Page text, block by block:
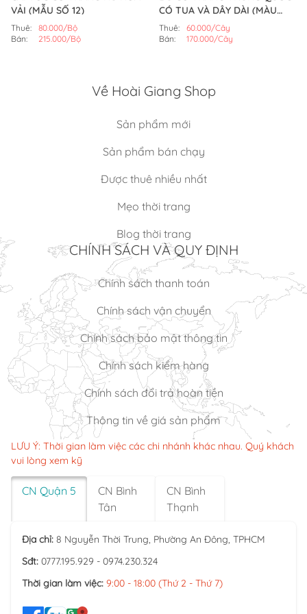
VẢI (MẪU SỐ 12)
Thuê:
80.000/Bộ
Bán:
215.000/Bộ
CÓ TUA VÀ DÂY DÀI (MÀU
ĐỎ)
Thuê:
60.000/Cây
Bán:
170.000/Cây
Về Hoài Giang Shop
Sản phẩm mới
Sản phẩm bán chạy
Được thuê nhiều nhất
Mẹo thời trang
Blog thời trang
CHÍNH SÁCH VÀ QUY ĐỊNH
Chính sách thanh toán
Chính sách vận chuyển
Chính sách bảo mật thông tin
Chính sách kiểm hàng
Chính sách đổi trả hoàn tiền
Thông tin về giá sản phẩm
LƯU Ý: Thời gian làm việc các chi nhánh khác nhau. Quý khách
vui lòng xem kỹ
CN Quận 5
CN Bình
Tân
CN Bình
Thạnh
Địa chỉ: 8 Nguyễn Thời Trung, Phường An Đông, TPHCM
Sđt: 0777.195.929 - 0974.230.324
Thời gian làm việc: 9:00 - 18:00 (Thứ 2 - Thứ 7)